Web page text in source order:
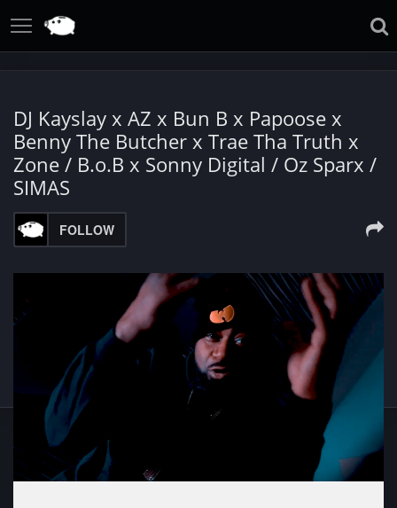
DJ Kayslay x AZ x Bun B x Papoose x
Benny The Butcher x Trae Tha Truth x
Zone / B.o.B x Sonny Digital / Oz Sparx /
SIMAS
FOLLOW